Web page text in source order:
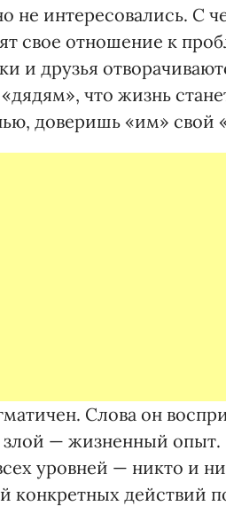
не интересовались. С
свое отношение к
и друзья
что жизнь
доверишь «им» свой
Слова он
— жизненный
уровней — никто и
действий